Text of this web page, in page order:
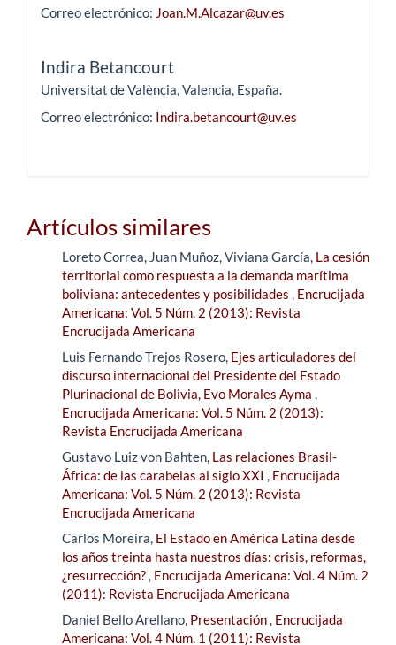
Correo electrónico: Joan.M.Alcazar@uv.es
Indira Betancourt
Universitat de València, Valencia, España.
Correo electrónico: Indira.betancourt@uv.es
Artículos similares
Loreto Correa, Juan Muñoz, Viviana García, La cesión
territorial como respuesta a la demanda marítima
boliviana: antecedentes y posibilidades , Encrucijada
Americana: Vol. 5 Núm. 2 (2013): Revista
Encrucijada Americana
Luis Fernando Trejos Rosero, Ejes articuladores del
discurso internacional del Presidente del Estado
Plurinacional de Bolivia, Evo Morales Ayma ,
Encrucijada Americana: Vol. 5 Núm. 2 (2013):
Revista Encrucijada Americana
Gustavo Luiz von Bahten, Las relaciones Brasil-
África: de las carabelas al siglo XXI , Encrucijada
Americana: Vol. 5 Núm. 2 (2013): Revista
Encrucijada Americana
Carlos Moreira, El Estado en América Latina desde
los años treinta hasta nuestros días: crisis, reformas,
¿resurrección?, Encrucijada Americana: Vol. 4 Núm. 2
(2011): Revista Encrucijada Americana
Daniel Bello Arellano, Presentación, Encrucijada
Americana: Vol. 4 Núm. 1 (2011): Revista